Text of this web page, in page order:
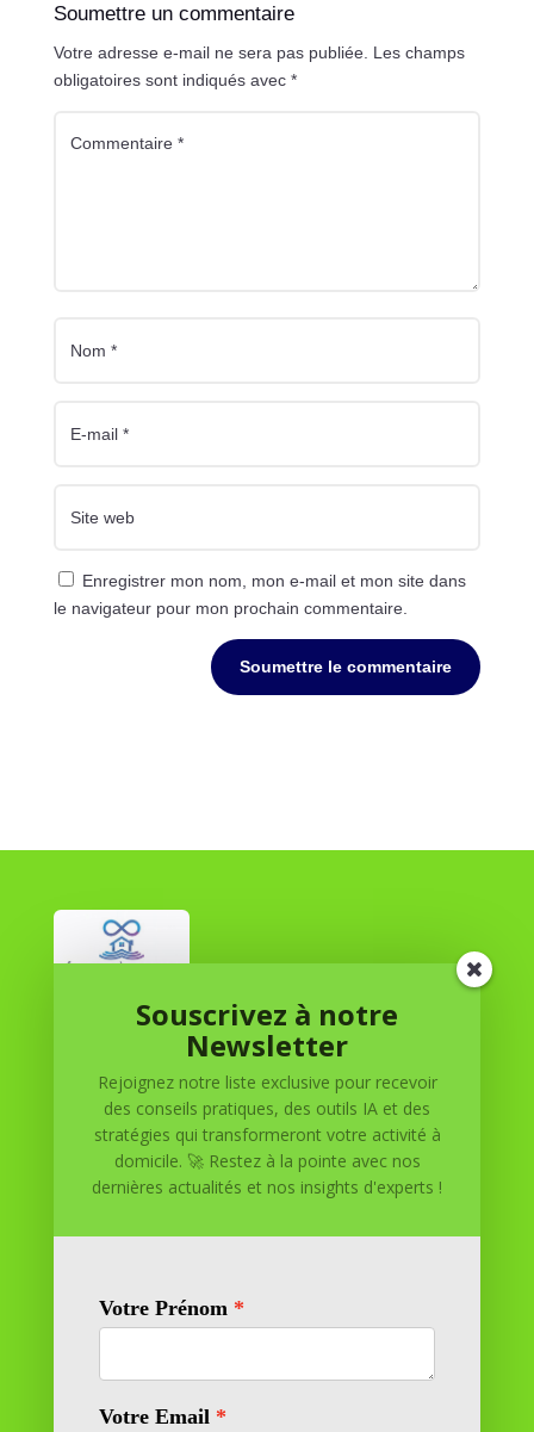
Soumettre un commentaire
Votre adresse e-mail ne sera pas publiée. Les champs
obligatoires sont indiqués avec *
Enregistrer mon nom, mon e-mail et mon site dans
le navigateur pour mon prochain commentaire.
Soumettre le commentaire
Réussite à Domicile
Réussite à Domicile est votre partenaire de confiance
pour atteindre vos objectifs depuis le confort de votre
maison. Nous offrons des solutions personnalisées pour
vous aider à réussir.
11 rue Richelieu
69100 VILLEURBANNE
Souscrivez à notre
Newsletter
Rejoignez notre liste exclusive pour recevoir
des conseils pratiques, des outils IA et des
stratégies qui transformeront votre activité à
domicile. 🚀 Restez à la pointe avec nos
dernières actualités et nos insights d'experts !